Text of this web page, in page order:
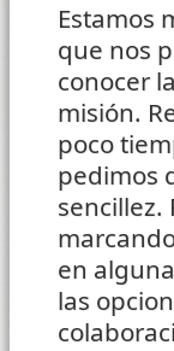
Estamos
que nos
conocer
misión.
poco
pedimos
sencillez.
en
las